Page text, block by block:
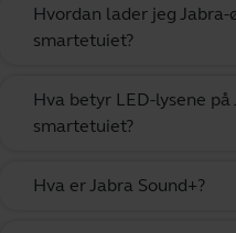
Hvordan lader jeg
smartetuiet?
Hva betyr LED-lysene
smartetuiet?
Hva er Jabra Sound+?